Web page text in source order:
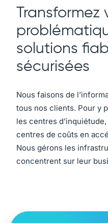
Transformez
solutions
sécurisées
Nous faisons de
tous nos clients. Pour y
les centres
centres de coûts en
Nous gérons les
concentrent sur leur